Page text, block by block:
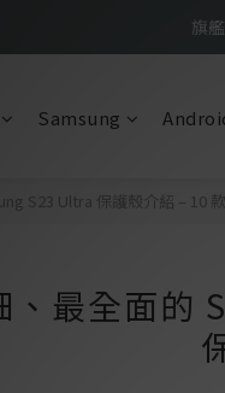
BTS
BTS
旗
BTS限
Samsung
S23 Ultra 保護殼介紹 – 10
、最全面